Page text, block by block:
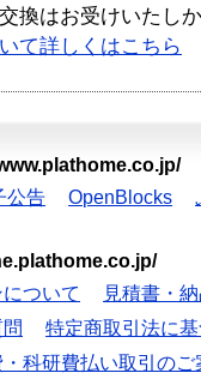
換はお受けいたし
て詳しくはこちら
公告 OpenBlocks
ついて
見積書・
特定商取引法に
科研費払い取引のご